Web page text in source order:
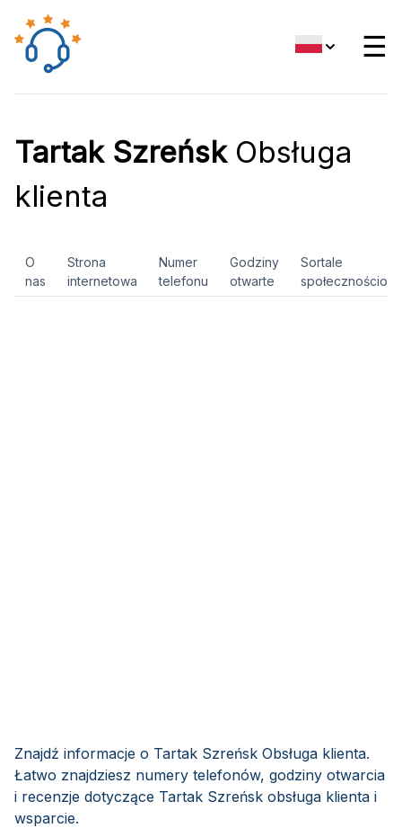
☰
Tartak SzreńskObsługa
klienta
O
nas
Strona
internetowa
Numer
telefonu
Godziny
otwarte
Sortale
Znajdź informacje o Tartak Szreńsk Obsługa klienta.
Łatwo znajdziesz numery telefonów, godziny otwarcia
i recenzje dotyczące Tartak Szreńsk obsługa klienta i
wsparcie.